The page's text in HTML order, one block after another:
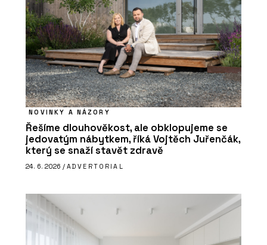
NOVINKY A NÁZORY
Řešíme dlouhověkost, ale obklopujeme se
jedovatým nábytkem, říká Vojtěch Juřenčák,
který se snaží stavět zdravě
24. 6. 2026 / ADVERTORIAL